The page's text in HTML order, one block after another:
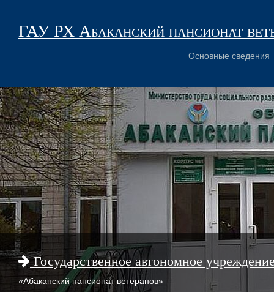
ГАУ РХ Абаканский пансионат
Основные сведения
Государственное автономное
«Абаканский пансионат ветеранов»